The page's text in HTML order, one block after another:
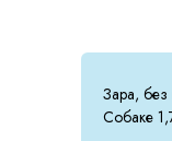
Зара, без
Собаке